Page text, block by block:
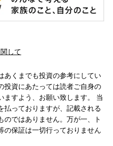
して
あくまでも投資の参考にしてい
投資にあたっては読者ご自身の
ますよう、お願い致します。 当
払っておりますが、記載される
のではありません。万が一、ト
の保証は一切行っておりません